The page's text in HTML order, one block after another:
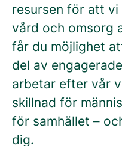
resursen för att vi
vård och omsorg
får du möjlighet
del av
arbetar efter vår
skillnad för
för samhället –
dig.